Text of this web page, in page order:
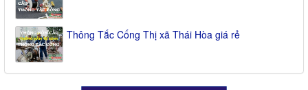
Thông Tắc Cống Thị xã Thái Hòa giá rẻ